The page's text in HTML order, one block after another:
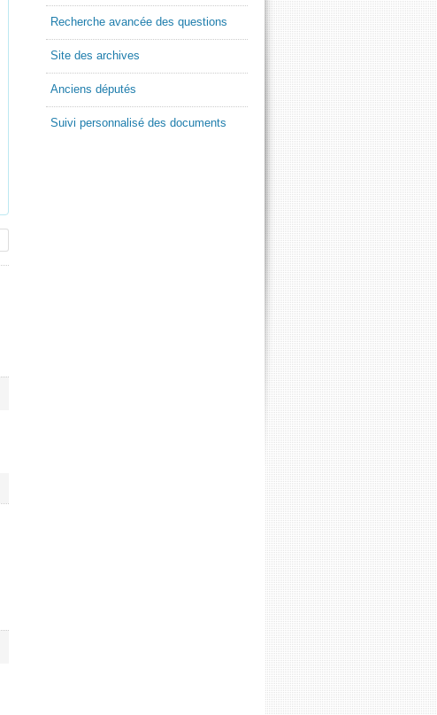
Recherche avancée des questions
Site des archives
Anciens députés
Suivi personnalisé des documents